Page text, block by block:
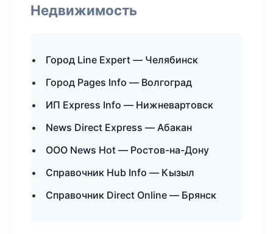
Недвижимость
Город Line Expert — Челябинск
Город Pages Info — Волгоград
ИП Express Info — Нижневартовск
News Direct Express — Абакан
ООО News Hot — Ростов-на-Дону
Справочник Hub Info — Кызыл
Справочник Direct Online — Брянск